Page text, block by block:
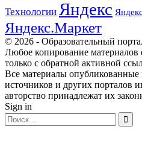
Технологии Яндекс
Яндекс.Маркет
© 2026 - Образовательный
Любое копирование материалов
только с обратной активной
Все материалы опубликованные
источников и других порталов
авторство принадлежат их
Sign in